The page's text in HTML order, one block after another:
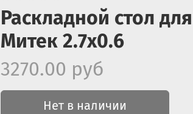
Раскладной стол
Митек 2.7х0.6
3270.00 руб
Нет в наличии